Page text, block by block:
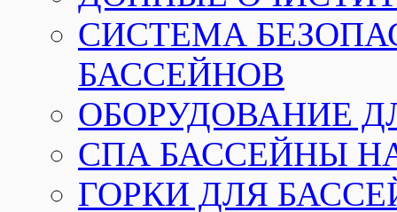
СИСТЕМА
БАССЕЙНОВ
ОБОРУДОВАНИЕ
СПА БАССЕЙНЫ
ГОРКИ ДЛЯ